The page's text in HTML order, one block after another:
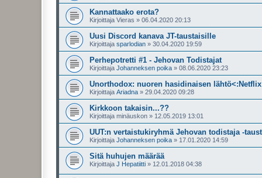
Kannattaako erota?
Kirjoittaja Vieras » 06.04.2020 20:13
Uusi Discord kanava JT-taustaisille
Kirjoittaja sparlodian » 30.04.2020 19:59
Perhepotretti #1 - Jehovan Todistajat
Kirjoittaja Johanneksen poika » 08.06.2020 23:23
Unorthodox: nuoren hasidinaisen lähtö<:Netflix
Kirjoittaja Ariadna » 29.04.2020 09:28
Kirkkoon takaisin...??
Kirjoittaja minäuskon » 12.05.2019 13:01
UUT:n vertaistukiryhmä Jehovan todistaja -
Kirjoittaja Johanneksen poika » 17.01.2020 14:59
Sitä huhujen määrää
Kirjoittaja J Hepatiitti » 12.01.2018 04:38